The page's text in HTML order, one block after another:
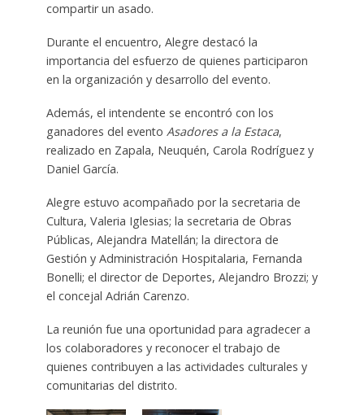
compartir un asado.
Durante el encuentro, Alegre destacó la
importancia del esfuerzo de quienes participaron
en la organización y desarrollo del evento.
Además, el intendente se encontró con los
ganadores del evento Asadores a la Estaca,
realizado en Zapala, Neuquén, Carola Rodríguez y
Daniel García.
Alegre estuvo acompañado por la secretaria de
Cultura, Valeria Iglesias; la secretaria de Obras
Públicas, Alejandra Matellán; la directora de
Gestión y Administración Hospitalaria, Fernanda
Bonelli; el director de Deportes, Alejandro Brozzi; y
el concejal Adrián Carenzo.
La reunión fue una oportunidad para agradecer a
los colaboradores y reconocer el trabajo de
quienes contribuyen a las actividades culturales y
comunitarias del distrito.